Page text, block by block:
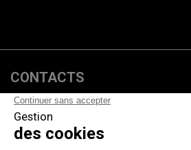
CONTACTS
PRODUITS
NOTRE SOCIÉTÉ